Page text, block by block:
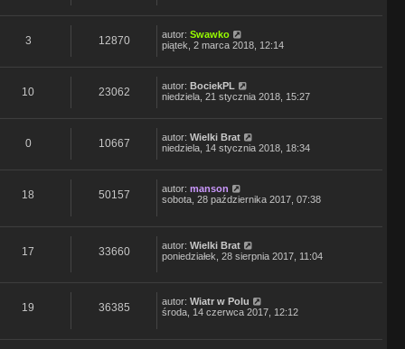
3 12870 autor: Swawko
piątek, 2 marca 2018, 12:14
10 23062 autor: BociekPL
niedziela, 21 stycznia 2018, 15:27
0 10667 autor: Wielki Brat
niedziela, 14 stycznia 2018, 18:34
18 50157 autor: manson
sobota, 28 października 2017, 07:38
17 33660 autor: Wielki Brat
poniedziałek, 28 sierpnia 2017, 11:04
19 36385 autor: Wiatr w Polu
środa, 14 czerwca 2017, 12:12